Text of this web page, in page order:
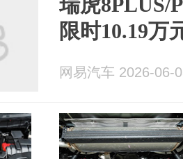
限时10.19万
网易汽车 2026-06-